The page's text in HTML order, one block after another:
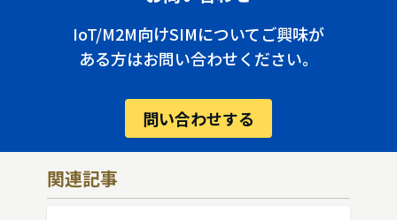
IoT/M2M向けSIMについてご興味が
ある方はお問い合わせください。
問い合わせする
関連記事